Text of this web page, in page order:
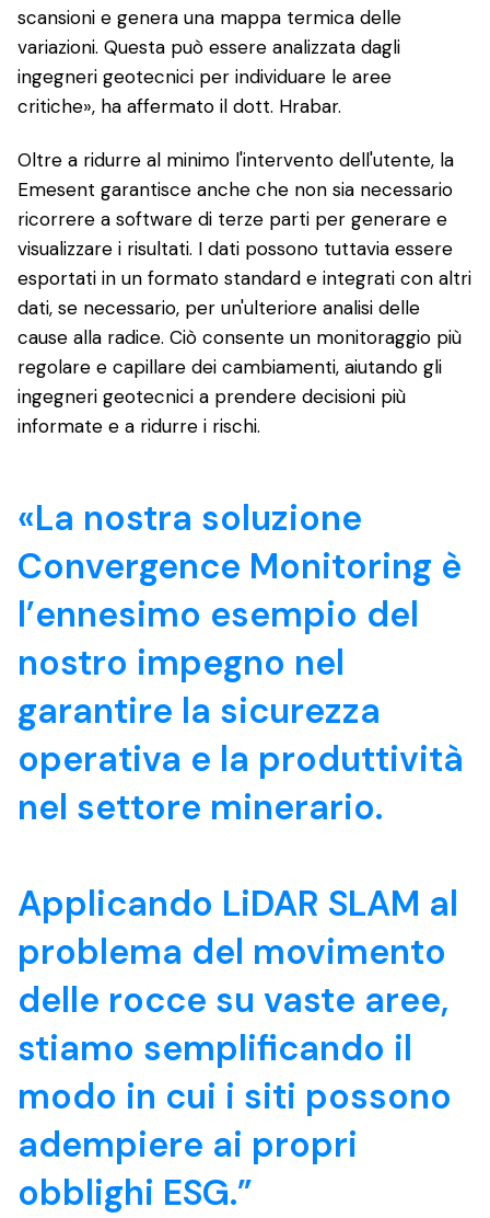
scansioni e genera una mappa termica delle
variazioni. Questa può essere analizzata dagli
ingegneri geotecnici per individuare le aree
critiche», ha affermato il dott. Hrabar.
Oltre a ridurre al minimo l'intervento dell'utente, la
Emesent garantisce anche che non sia necessario
ricorrere a software di terze parti per generare e
visualizzare i risultati. I dati possono tuttavia essere
esportati in un formato standard e integrati con altri
dati, se necessario, per un'ulteriore analisi delle
cause alla radice. Ciò consente un monitoraggio più
regolare e capillare dei cambiamenti, aiutando gli
ingegneri geotecnici a prendere decisioni più
informate e a ridurre i rischi.
«La nostra soluzione
Convergence Monitoring è
l’ennesimo esempio del
nostro impegno nel
garantire la sicurezza
operativa e la produttività
nel settore minerario.
Applicando LiDAR SLAM al
problema del movimento
delle rocce su vaste aree,
stiamo semplificando il
modo in cui i siti possono
adempiere ai propri
obblighi ESG.”